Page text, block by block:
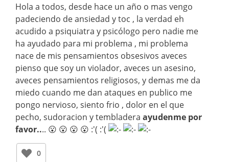
Hola a todos, desde hace un año o mas vengo
padeciendo de ansiedad y toc , la verdad eh
acudido a psiquiatra y psicólogo pero nadie me
ha ayudado para mi problema , mi problema
nace de mis pensamientos obsesivos aveces
pienso que soy un violador, aveces un asesino,
aveces pensamientos religiosos, y demas me da
miedo cuando me dan ataques en publico me
pongo nervioso, siento frio , dolor en el que
pecho, sudoracion y tembladera ayudenme por
favor.... 😮 😮 😮 😮 :'( :'(
0